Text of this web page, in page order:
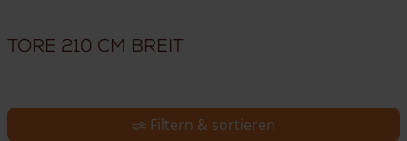
Tore 210 cm breit
Filtern & sortieren